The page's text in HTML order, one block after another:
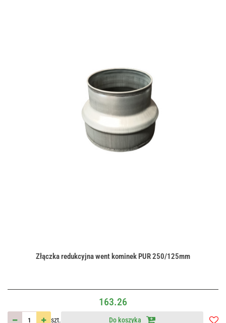
Złączka redukcyjna went kominek PUR 250/125mm
163.26
szt. Do koszyka